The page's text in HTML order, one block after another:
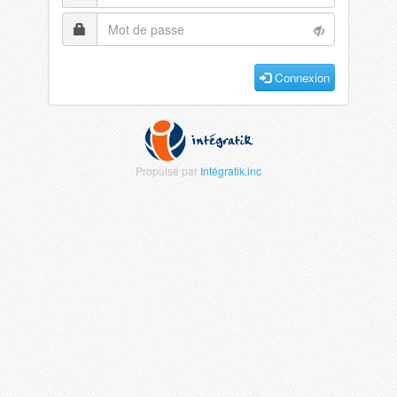
Connexion
Propulsé par Intégratik.inc